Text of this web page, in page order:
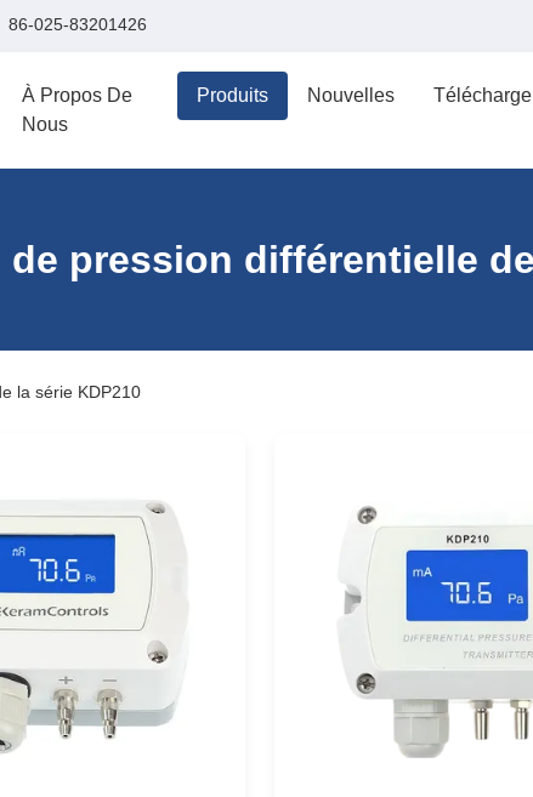
86-025-83201426
À Propos De
Nous
Produits Nouvelles
pression différentielle
la série KDP210